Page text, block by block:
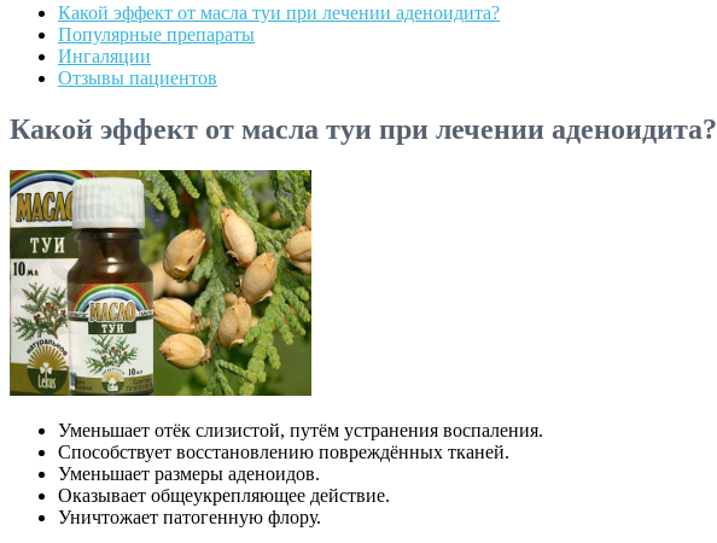
Какой эффект от масла туи при лечении аденоидита?
Популярные препараты
Ингаляции
Отзывы пациентов
Какой эффект от масла туи при лечении аденоидита?
Уменьшает отёк слизистой, путём устранения воспаления.
Способствует восстановлению повреждённых тканей.
Уменьшает размеры аденоидов.
Оказывает общеукрепляющее действие.
Уничтожает патогенную флору.